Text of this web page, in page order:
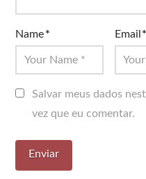
Name* Email*
Salvar meus dados
vez que eu comentar.